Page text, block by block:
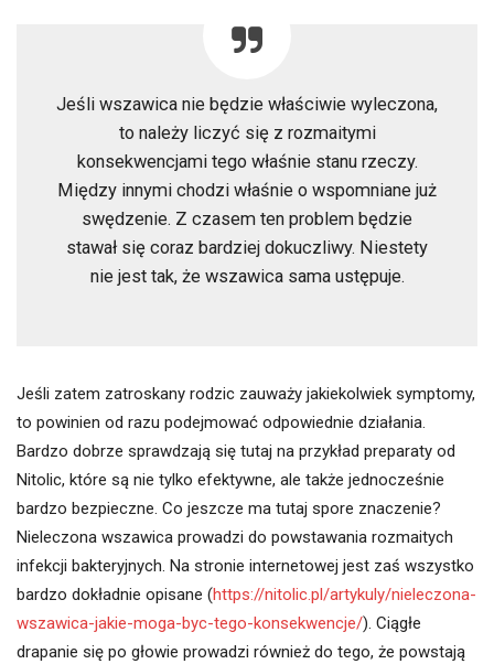
Jeśli wszawica nie będzie właściwie wyleczona,
to należy liczyć się z rozmaitymi
konsekwencjami tego właśnie stanu rzeczy.
Między innymi chodzi właśnie o wspomniane już
swędzenie. Z czasem ten problem będzie
stawał się coraz bardziej dokuczliwy. Niestety
nie jest tak, że wszawica sama ustępuje.
Jeśli zatem zatroskany rodzic zauważy jakiekolwiek symptomy,
to powinien od razu podejmować odpowiednie działania.
Bardzo dobrze sprawdzają się tutaj na przykład preparaty od
Nitolic, które są nie tylko efektywne, ale także jednocześnie
bardzo bezpieczne. Co jeszcze ma tutaj spore znaczenie?
Nieleczona wszawica prowadzi do powstawania rozmaitych
infekcji bakteryjnych. Na stronie internetowej jest zaś wszystko
bardzo dokładnie opisane (https://nitolic.pl/artykuly/nieleczona-
wszawica-jakie-moga-byc-tego-konsekwencje/). Ciągłe
drapanie się po głowie prowadzi również do tego, że powstają